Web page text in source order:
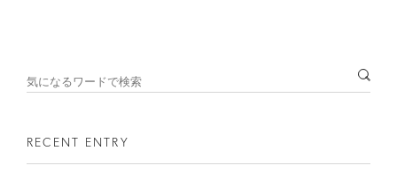
RECENT ENTRY